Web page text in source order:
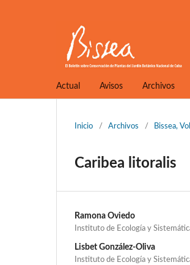
Actual Avisos Archivos
Inicio / Archivos / Bissea,
Caribea litoralis
Ramona Oviedo
Instituto de Ecología y
Lisbet González-Oliva
Instituto de Ecología y